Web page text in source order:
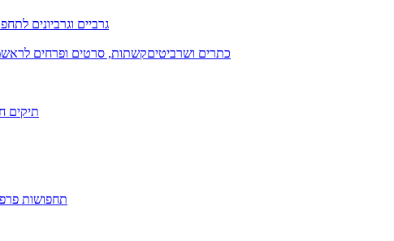
גרביים וגרביונים
כתרים ושרביטיםקשתות, סרטים ופרחים לראש
תיקים
תחפושות